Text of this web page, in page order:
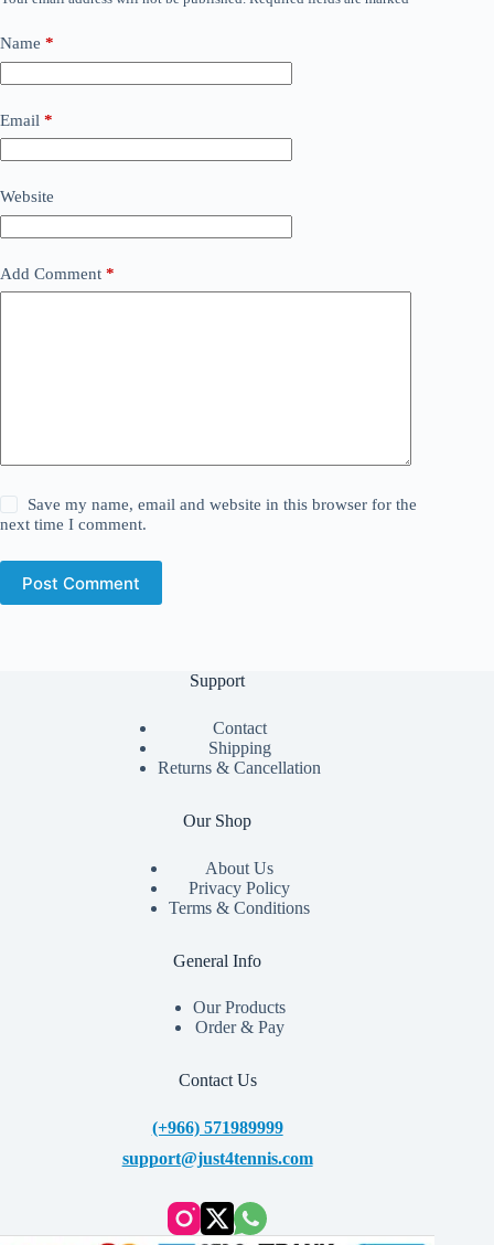
Name *
Email *
Website
Add Comment *
Save my name, email and website in this browser for the
next time I comment.
Post Comment
Support
Contact
Shipping
Returns & Cancellation
Our Shop
About Us
Privacy Policy
Terms & Conditions
General Info
Our Products
Order & Pay
Contact Us
(+966) 571989999
support@just4tennis.com